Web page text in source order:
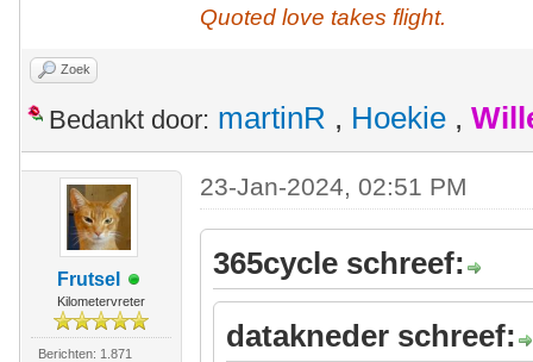
Quoted love takes flight.
Zoek
Bedankt door: martinR , Hoekie ,
Frutsel
Kilometervreter
Berichten: 1.871
23-Jan-2024, 02:51 PM
365cycle schreef:
datakneder schreef: